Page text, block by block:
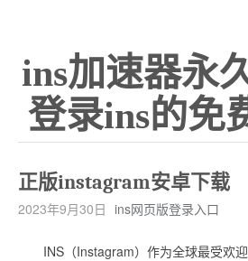
ins加速器永
登录ins的免
正版instagram安卓下载
2023年9月30日 ins网页版登录入口
INS（Instagram）作为全球最受欢迎